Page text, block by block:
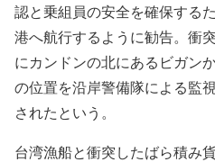
認と乗組員の安全を確保する
港へ航行するように勧告。衝
にカンドンの北にあるビガン
の位置を沿岸警備隊による監
されたという。
台湾漁船と衝突したばら積み